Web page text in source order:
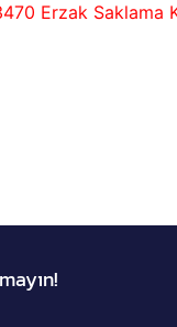
Erzak Saklama